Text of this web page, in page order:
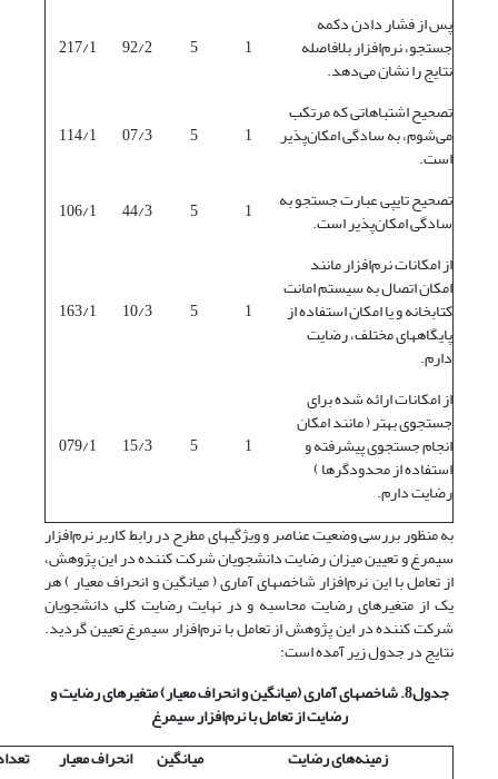
پس از فشار دادن دکمه
جستجو، نرم‌افزار بلافاصله
نتایج را نشان می‌دهد.
1
5
92/2
217/1
تصحیح اشتباهاتی که مرتکب
می‌شوم، به سادگی امکان‌پذیر
است.
1
5
07/3
114/1
تصحیح تایپی عبارت جستجو به
سادگی امکان‌پذیر است. 1
5
44/3
106/1
از امکانات نرم‌افزار مانند
امکان اتصال به سیستم امانت
کتابخانه و یا امکان استفاده از
پایگاههای مختلف، رضایت
دارم.
1
5
10/3
163/1
از امکانات ارائه شده برای
جستجوی بهتر ( مانند امکان
انجام جستجوی پیشرفته و
استفاده از محدودگرها )
رضایت دارم.
1
5
15/3
079/1
به منظور بررسی وضعیت عناصر و ویژگیهای مطرح در رابط کاربر نرم‌افزار
سیمرغ و تعیین میزان رضایت دانشجویان شرکت کننده در این پژوهش،
از تعامل با این نرم‌افزار شاخصهای آماری ( میانگین و انحراف معیار ) هر
یک از متغیرهای رضایت محاسبه و در نهایت رضایت کلی دانشجویان
شرکت کننده در این پژوهش از تعامل با نرم‌افزار سیمرغ تعیین گردید.
نتایج در جدول زیر آمده است:
جدول8. شاخصهای آماری (میانگین و انحراف معیار) متغیرهای رضایت و
رضایت از تعامل با نرم‌افزار سیمرغ
زمینه‌های رضایت
میانگین انحراف معیار